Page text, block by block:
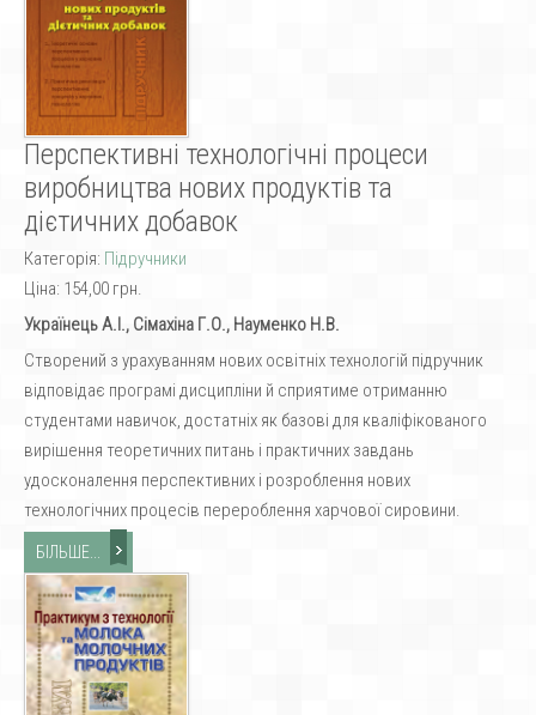
Перспективні технологічні процеси
виробництва нових продуктів та
дієтичних добавок
Категорія: Підручники
Ціна: 154,00 грн.
Українець А.І., Сімахіна Г.О., Науменко Н.В.
Створений з урахуванням нових освітніх технологій підручник
відповідає програмі дисципліни й сприятиме отриманню
студентами навичок, достатніх як базові для кваліфікованого
вирішення теоретичних питань і практичних завдань
удосконалення перспективних і розроблення нових
технологічних процесів перероблення харчової сировини.
БІЛЬШЕ...